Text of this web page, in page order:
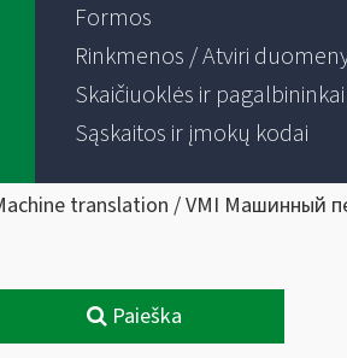
Formos
Rinkmenos / Atviri
Skaičiuoklės ir pagalbininkai
Sąskaitos ir įmokų kodai
translation / VMI Машинный
Paieška